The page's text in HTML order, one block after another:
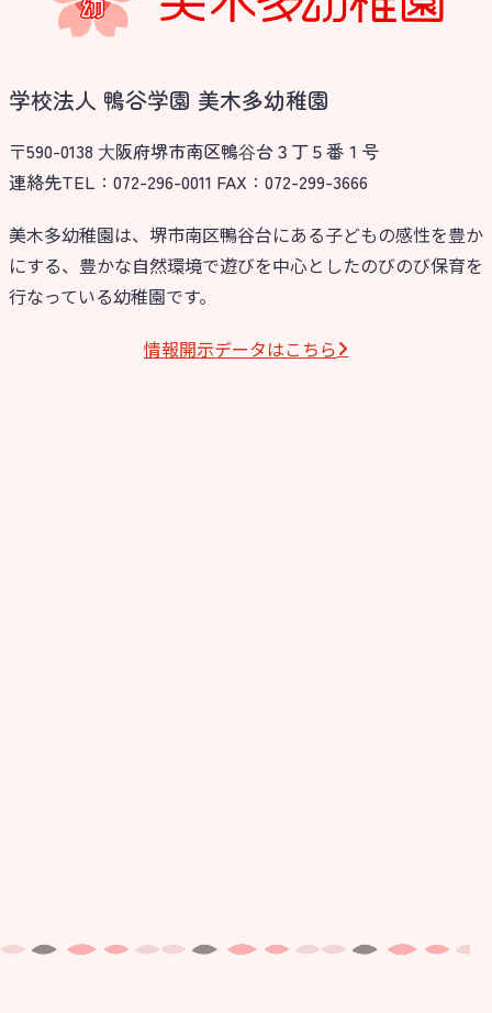
学校法人 鴨谷学園 美木多幼稚園
〒590-0138 ⼤阪府堺市南区鴨⾕台３丁５番１号
連絡先TEL：072-296-0011 FAX：072-299-3666
美木多幼稚園は、堺市南区鴨谷台にある子どもの感性を豊か
にする、豊かな自然環境で遊びを中心としたのびのび保育を
行なっている幼稚園です。
情報開⽰データはこちら